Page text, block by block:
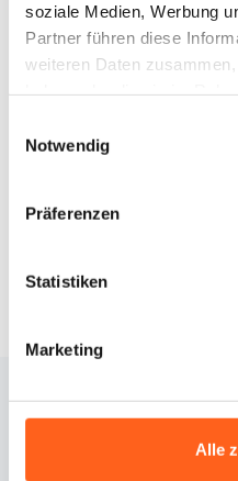
soziale Medien, Werbung
Partner führen diese
weiteren Daten
Notwendig
Präferenzen
Statistiken
Marketing
Alle
Telefon3495600510
E-Mail
Website